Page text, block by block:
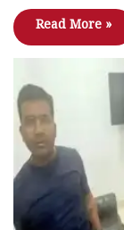
Read More »